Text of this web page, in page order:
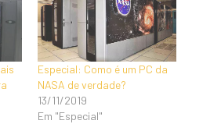
Especial: Como é um PC da
NASA de verdade?
13/11/2019
Em "Especial"